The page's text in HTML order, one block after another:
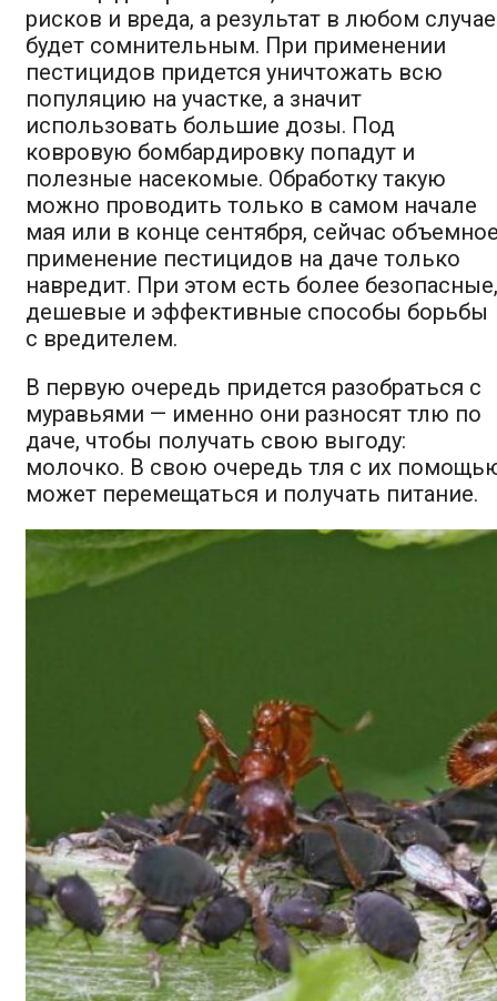
рисков и вреда, а результат в любом случае
будет сомнительным. При применении
пестицидов придется уничтожать всю
популяцию на участке, а значит
использовать большие дозы. Под
ковровую бомбардировку попадут и
полезные насекомые. Обработку такую
можно проводить только в самом начале
мая или в конце сентября, сейчас
применение пестицидов на даче только
навредит. При этом есть более безопасные,
дешевые и эффективные способы борьбы
с вредителем.
В первую очередь придется разобраться с
муравьями — именно они разносят тлю по
даче, чтобы получать свою выгоду:
молочко. В свою очередь тля с их
может перемещаться и получать питание.